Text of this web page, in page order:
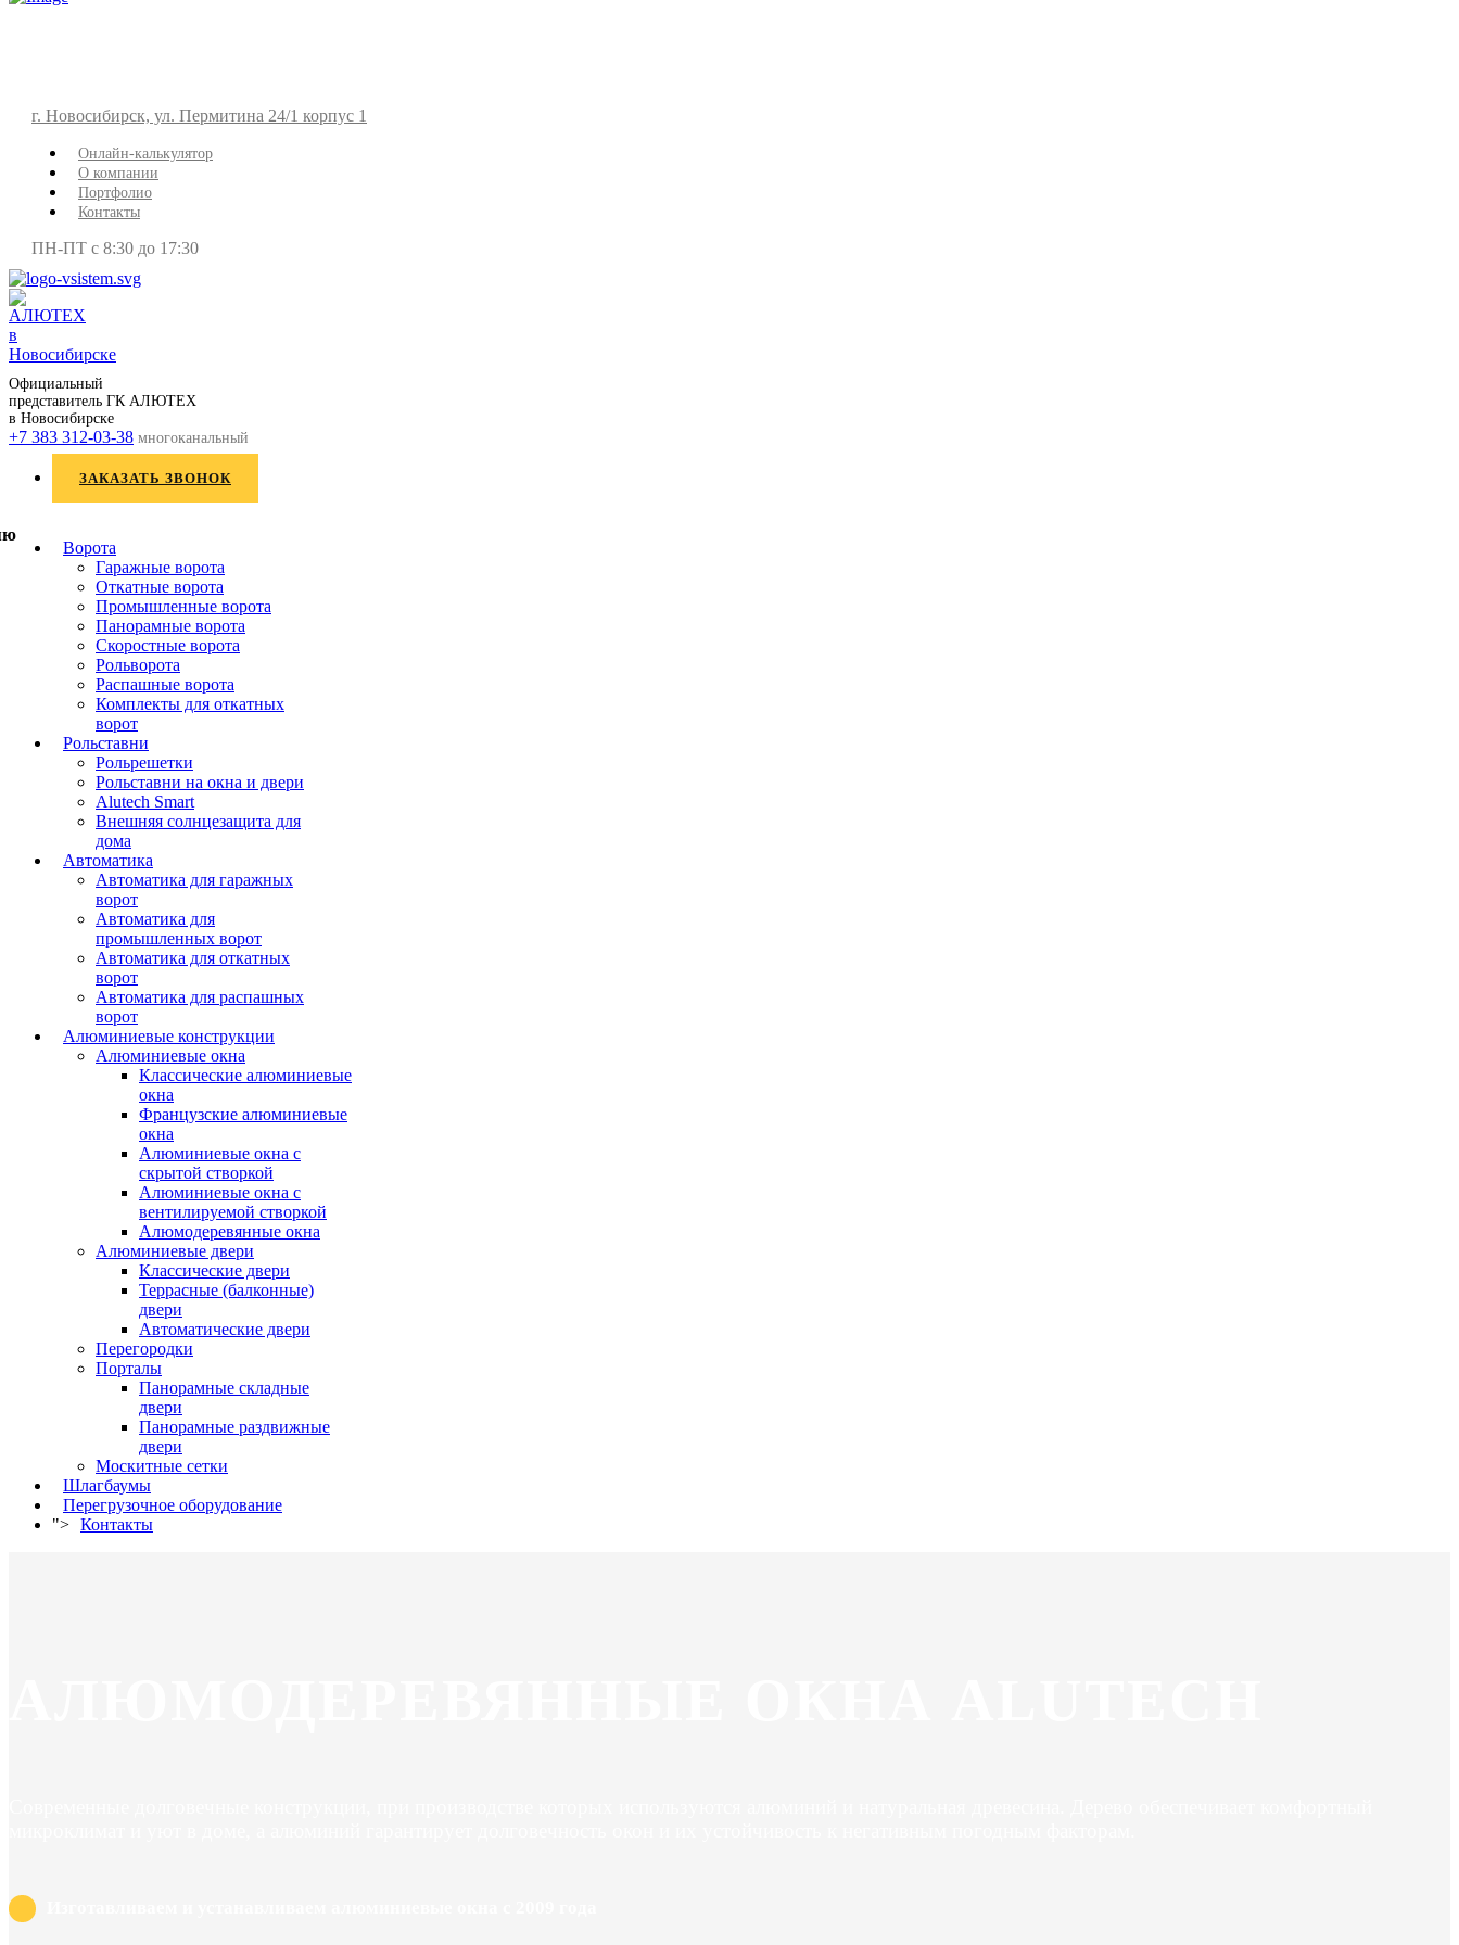
г. Новосибирск, ул. Пермитина 24/1 корпус 1
Онлайн-калькулятор
О компании
Портфолио
Контакты
ПН-ПТ с 8:30 до 17:30
Официальный
представитель ГК АЛЮТЕХ
в Новосибирске
+7 383 312-03-38 многоканальный
ЗАКАЗАТЬ ЗВОНОК
Ворота
Гаражные ворота
Откатные ворота
Промышленные ворота
Панорамные ворота
Скоростные ворота
Рольворота
Распашные ворота
Комплекты для откатных
ворот
Рольставни
Рольрешетки
Рольставни на окна и двери
Alutech Smart
Внешняя солнцезащита для
дома
Автоматика
Автоматика для гаражных
ворот
Автоматика для
промышленных ворот
Автоматика для откатных
ворот
Автоматика для распашных
ворот
Алюминиевые конструкции
Алюминиевые окна
Классические алюминиевые
окна
Французские алюминиевые
окна
Алюминиевые окна с
скрытой створкой
Алюминиевые окна с
вентилируемой створкой
Алюмодеревянные окна
Алюминиевые двери
Классические двери
Террасные (балконные)
двери
Автоматические двери
Перегородки
Порталы
Панорамные складные
двери
Панорамные раздвижные
двери
Москитные сетки
Шлагбаумы
Перегрузочное оборудование
"> Контакты